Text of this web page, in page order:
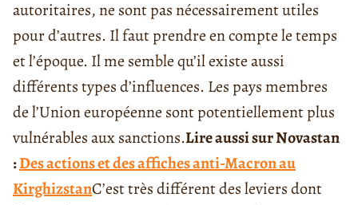
autoritaires, ne sont pas nécessairement utiles
pour d’autres. Il faut prendre en compte le temps
et l’époque. Il me semble qu’il existe aussi
différents types d’influences. Les pays membres
de l’Union européenne sont potentiellement plus
vulnérables aux sanctions.Lire aussi sur Novastan
:Des actions et des affiches anti-Macron au
KirghizstanC’est très différent des leviers dont